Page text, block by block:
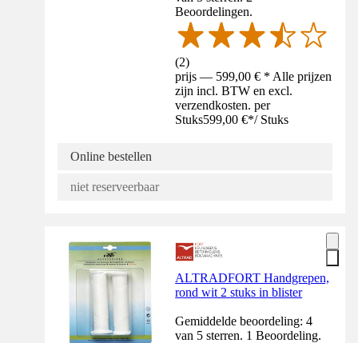
Beoordelingen.
(2)
prijs — 599,00 € * Alle prijzen
zijn incl. BTW en excl.
verzendkosten. per
Stuks599,00 €*/ Stuks
Online bestellen
niet reserveerbaar
ALTRADFORT Handgrepen,
rond wit 2 stuks in blister
Gemiddelde beoordeling: 4
van 5 sterren. 1 Beoordeling.